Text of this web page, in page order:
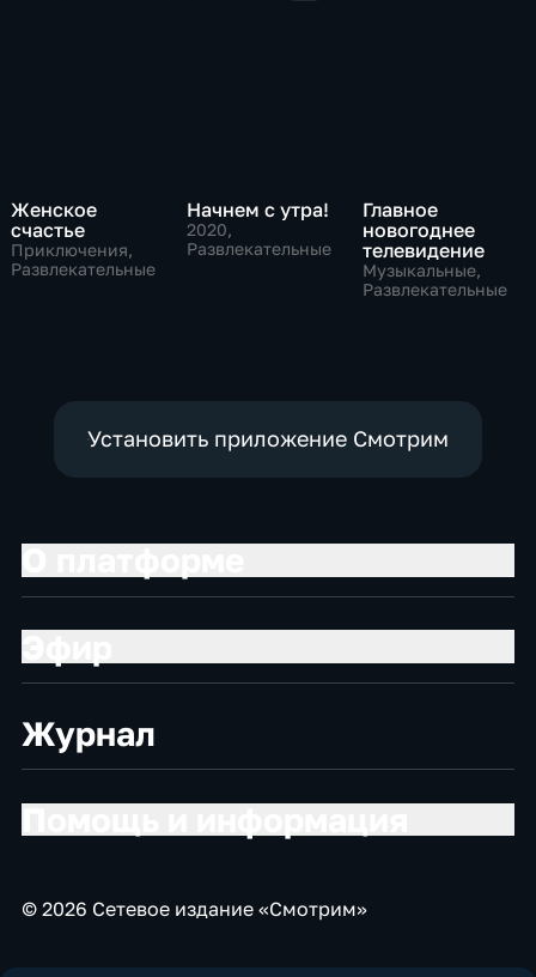
Женское
счастье
Приключения,
Развлекательные
Начнем с утра!
2020,
Развлекательные
Главное
новогоднее
телевидение
Музыкальные,
Развлекательные
Установить приложение Смотрим
Журнал
© 2026 Сетевое издание «Смотрим»